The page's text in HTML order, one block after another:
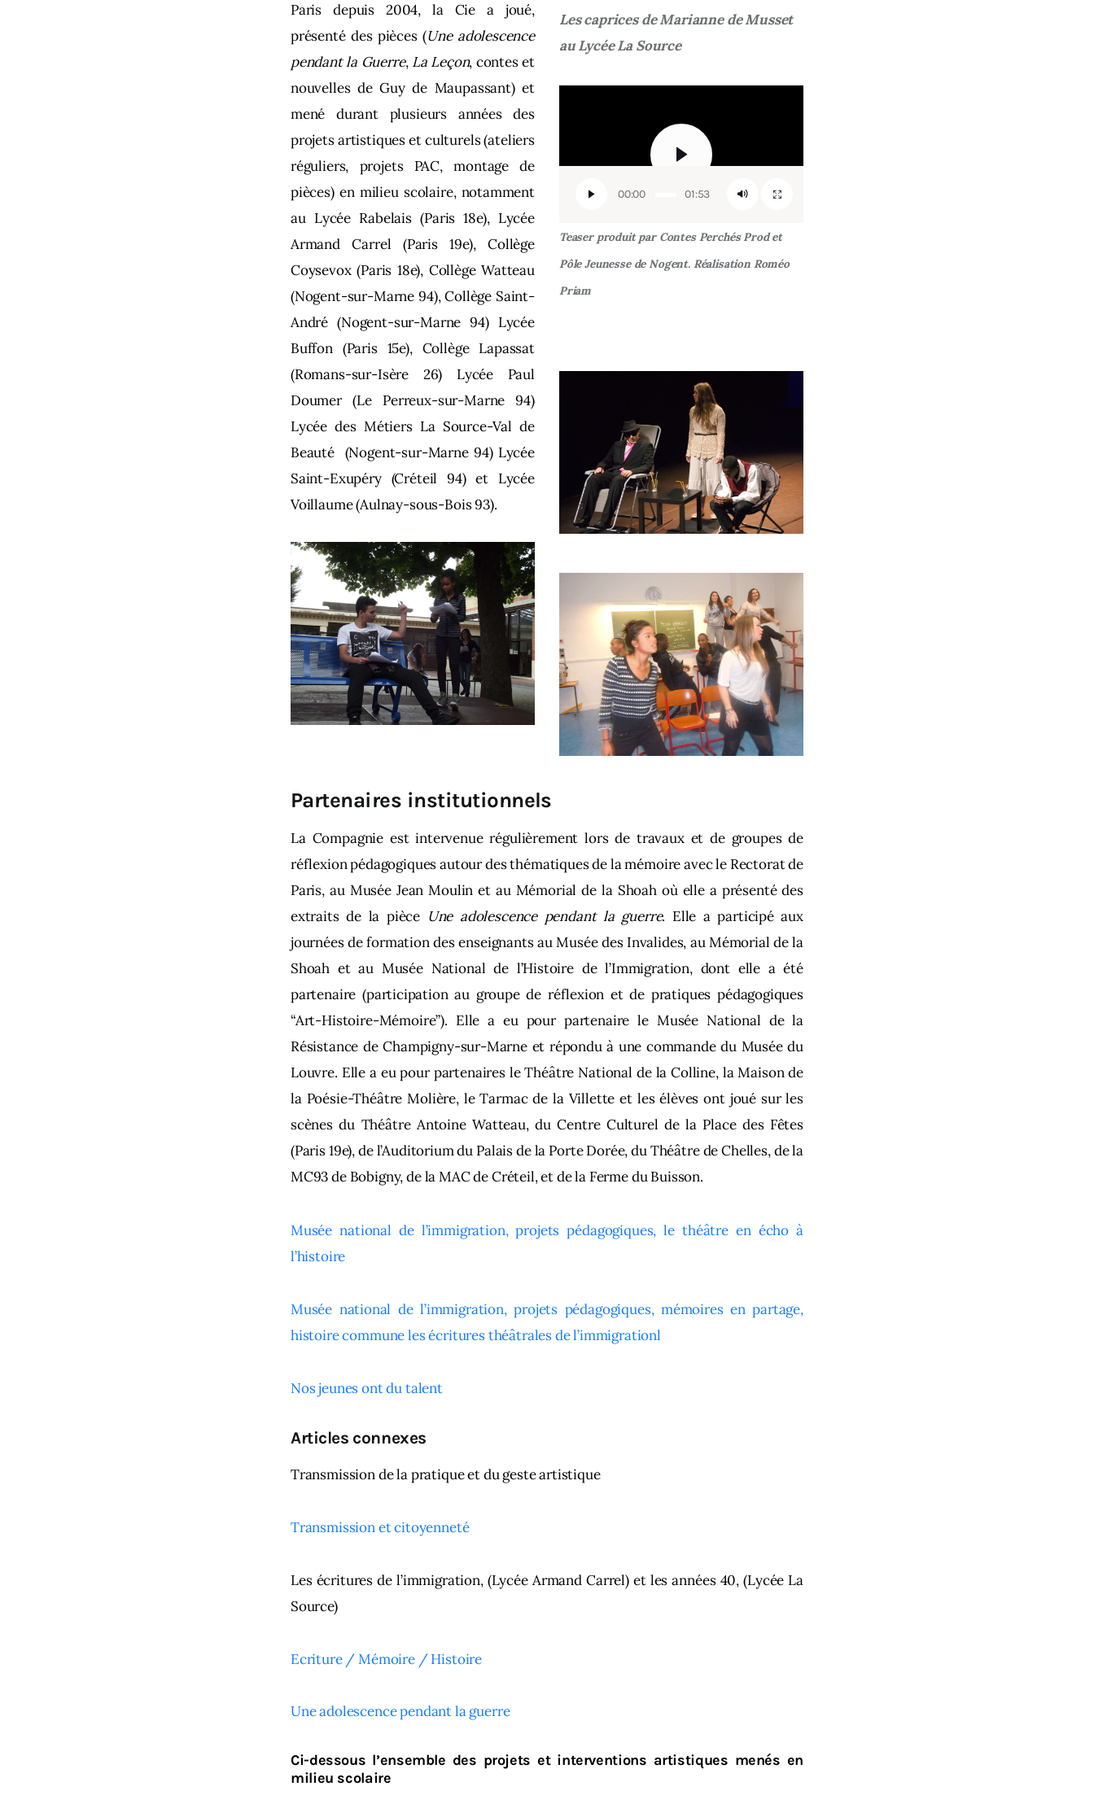
Paris depuis 2004, la Cie a joué,
présenté des pièces (Une adolescence
pendant la Guerre, La Leçon, contes et
nouvelles de Guy de Maupassant) et
mené durant plusieurs années des
projets artistiques et culturels (ateliers
réguliers, projets PAC, montage de
pièces) en milieu scolaire, notamment
au Lycée Rabelais (Paris 18e), Lycée
Armand Carrel (Paris 19e), Collège
Coysevox (Paris 18e), Collège Watteau
(Nogent-sur-Marne 94), Collège Saint-
André (Nogent-sur-Marne 94) Lycée
Buffon (Paris 15e), Collège Lapassat
(Romans-sur-Isère 26) Lycée Paul
Doumer (Le Perreux-sur-Marne 94)
Lycée des Métiers La Source-Val de
Beauté (Nogent-sur-Marne 94) Lycée
Saint-Exupéry (Créteil 94) et Lycée
Voillaume (Aulnay-sous-Bois 93).
Les caprices de Marianne de Musset
au Lycée La Source
00:00 01:53
Teaser produit par Contes Perchés Prod et
Pôle Jeunesse de Nogent. Réalisation Roméo
Priam
Partenaires institutionnels
La Compagnie est intervenue régulièrement lors de travaux et de groupes de
réflexion pédagogiques autour des thématiques de la mémoire avec le Rectorat de
Paris, au Musée Jean Moulin et au Mémorial de la Shoah où elle a présenté des
extraits de la pièce Une adolescence pendant la guerre. Elle a participé aux
journées de formation des enseignants au Musée des Invalides, au Mémorial de la
Shoah et au Musée National de l’Histoire de l’Immigration, dont elle a été
partenaire (participation au groupe de réflexion et de pratiques pédagogiques
“Art-Histoire-Mémoire”). Elle a eu pour partenaire le Musée National de la
Résistance de Champigny-sur-Marne et répondu à une commande du Musée du
Louvre. Elle a eu pour partenaires le Théâtre National de la Colline, la Maison de
la Poésie-Théâtre Molière, le Tarmac de la Villette et les élèves ont joué sur les
scènes du Théâtre Antoine Watteau, du Centre Culturel de la Place des Fêtes
(Paris 19e), de l’Auditorium du Palais de la Porte Dorée, du Théâtre de Chelles, de la
MC93 de Bobigny, de la MAC de Créteil, et de la Ferme du Buisson.
Musée national de l’immigration, projets pédagogiques, le théâtre en écho à
l’histoire
Musée national de l’immigration, projets pédagogiques, mémoires en partage,
histoire commune les écritures théâtrales de l’immigrationl
Nos jeunes ont du talent
Articles connexes
Transmission de la pratique et du geste artistique
Transmission et citoyenneté
Les écritures de l’immigration, (Lycée Armand Carrel) et les années 40, (Lycée La
Source)
Ecriture / Mémoire / Histoire
Une adolescence pendant la guerre
Ci-dessous l’ensemble des projets et interventions artistiques menés en
milieu scolaire